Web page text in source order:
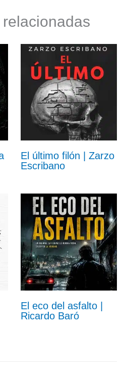
El último filón | Zarzo
Escribano
El eco del asfalto |
Ricardo Baró